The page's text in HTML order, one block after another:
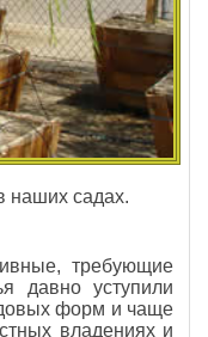
наших садах.
требующие
давно уступили
форм и чаще
владениях и